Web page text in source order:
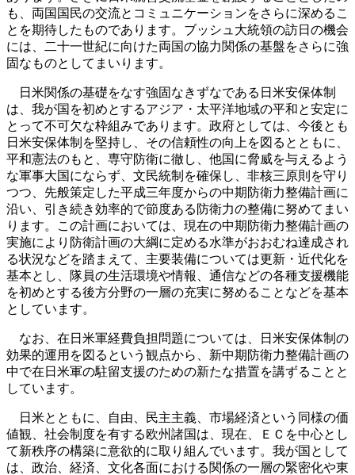
も、両国国民の交流とコミュニケーションをさらに深めるこ
とを期待したものであります。ブッシュ大統領の訪日の機会
には、二十一世紀に向けた両国の協力関係の基盤をさらに強
固なものとしてまいります。
日米関係の基礎をなす強固なきずなである日米安保体制
は、我が国を初めとするアジア・太平洋地域の平和と安定に
とって不可欠な枠組みであります。政府としては、今後とも
日米安保体制を堅持し、その信頼性の向上を図るとともに、
平和憲法のもと、専守防衛に徹し、他国に脅威を与えるよう
な軍事大国にならず、文民統制を確保し、非核三原則を守り
つつ、先般策定した平成三年度からの中期防衛力整備計画に
沿い、引き続き効率的で節度ある防衛力の整備に努めてまい
ります。この計画においては、現在の中期防衛力整備計画の
実施により防衛計画の大綱に定める水準がおおむね達成され
る状況などを踏まえて、主要装備については更新・近代化を
基本とし、隊員の生活環境や情報、通信などの各種支援機能
を初めとする後方分野の一層の充実に努めることなどを基本
としています。
なお、在日米軍経費負担問題については、日米安保体制の
効果的運用を図るという観点から、新中期防衛力整備計画の
中で在日米軍の駐留支援のための新たな措置を講ずることと
しています。
日米とともに、自由、民主主義、市場経済という同様の価
値観、社会制度を有する欧州諸国は、現在、ＥＣを中心とし
て新秩序の構築に意欲的に取り組んでいます。我が国として
は、政治、経済、文化各面における関係の一層の緊密化や東